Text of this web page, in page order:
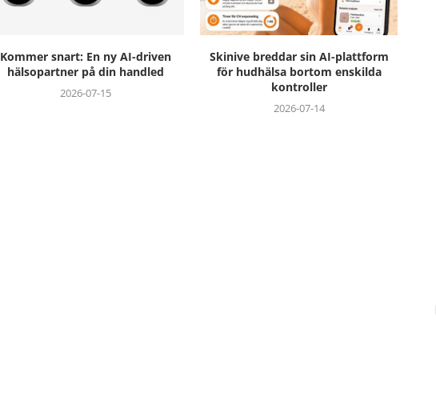
Kommer snart: En ny AI-driven
hälsopartner på din handled
2026-07-15
Skinive breddar sin AI-plattform
för hudhälsa bortom enskilda
kontroller
2026-07-14